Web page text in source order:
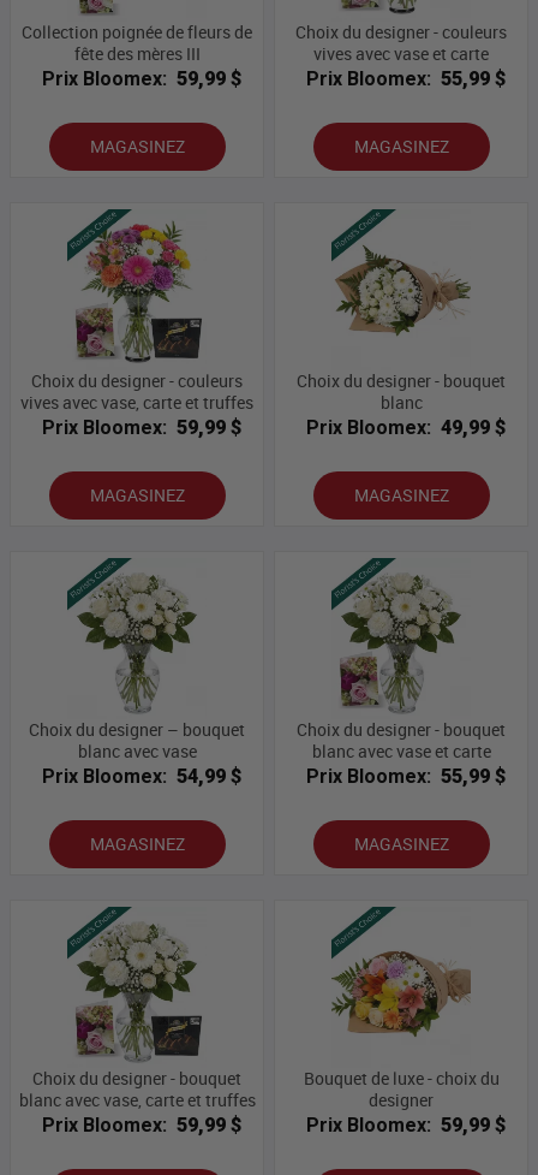
Collection poignée de fleurs de
fête des mères III
Prix Bloomex: 59,99 $
MAGASINEZ
Choix du designer - couleurs
vives avec vase et carte
Prix Bloomex: 55,99 $
MAGASINEZ
Choix du designer - couleurs
vives avec vase, carte et truffes
Prix Bloomex: 59,99 $
MAGASINEZ
Choix du designer - bouquet
blanc
Prix Bloomex: 49,99 $
MAGASINEZ
Choix du designer – bouquet
blanc avec vase
Prix Bloomex: 54,99 $
MAGASINEZ
Choix du designer - bouquet
blanc avec vase et carte
Prix Bloomex: 55,99 $
MAGASINEZ
Choix du designer - bouquet
blanc avec vase, carte et truffes
Prix Bloomex: 59,99 $
Bouquet de luxe - choix du
designer
Prix Bloomex: 59,99 $